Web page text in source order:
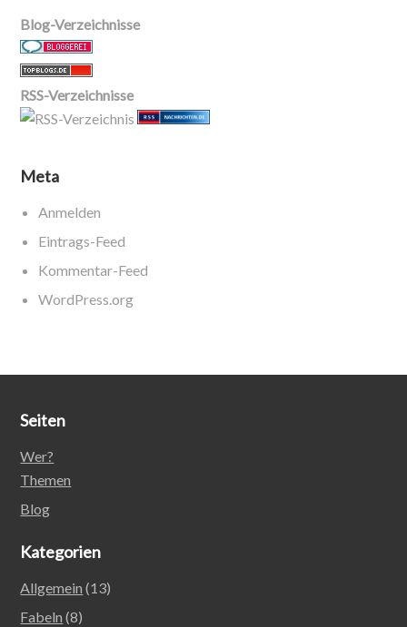
Blog-Verzeichnisse
RSS-Verzeichnisse
Meta
Anmelden
Eintrags-Feed
Kommentar-Feed
WordPress.org
Seiten
Wer?
Themen
Blog
Kategorien
Allgemein (13)
Fabeln (8)